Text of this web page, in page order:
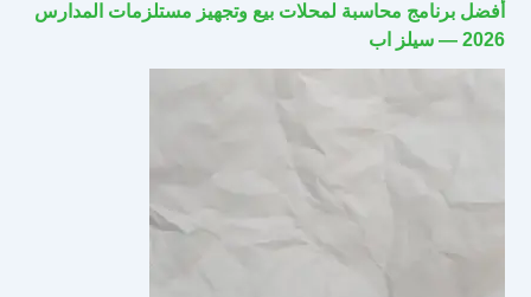
أفضل برنامج محاسبة لمحلات بيع وتجهيز مستلزمات المدارس
2026 — سيلز اب